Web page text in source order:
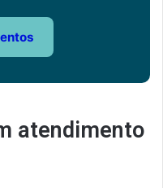
atendimento